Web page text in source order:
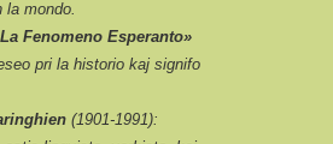
la mondo.
Fenomeno Esperanto»
pri la historio kaj signifo
(1901-1991):